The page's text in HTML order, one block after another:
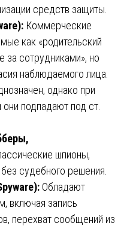
средств защиты.
Коммерческие
как «родительский
за сотрудниками», но
наблюдаемого лица.
однако при
подпадают под ст.
шпионы,
судебного решения.
Обладают
включая запись
перехват сообщений из